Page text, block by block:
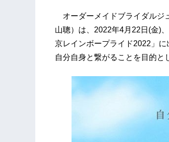
オーダーメイドブライダルジ
山聰）は、2022年4月22日(金)
京レインボープライド2022」
自分自身と繋がることを目的と